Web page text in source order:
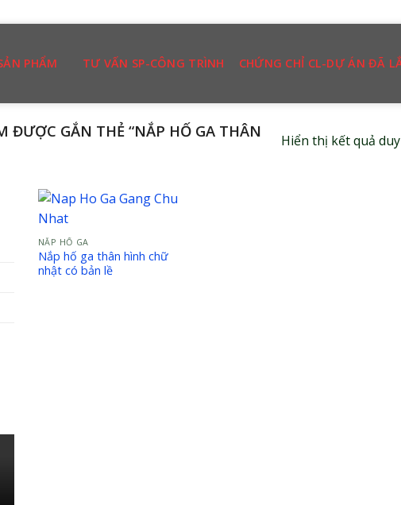
PHẨM TƯ VẤN SP-CÔNG TRÌNH CHỨNG CHỈ CL-DỰ ÁN ĐÃ
ĐƯỢC GẮN THẺ “NẮP HỐ GA THÂN
Hiển thị kết quả
NẮP HỐ GA
Nắp hố ga thân hình chữ
nhật có bản lề